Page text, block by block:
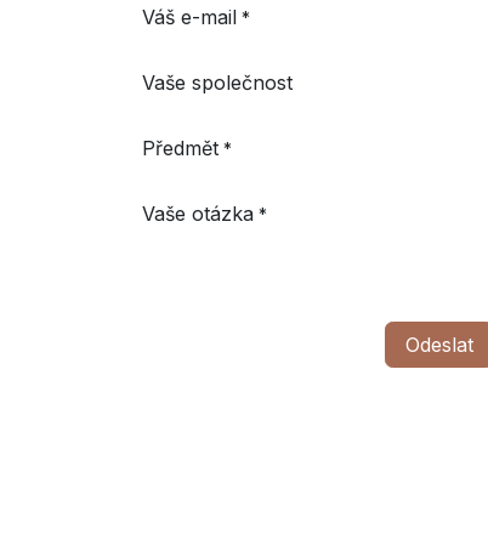
Váš e-mail *
Vaše společnost
Předmět *
Vaše otázka *
Odeslat